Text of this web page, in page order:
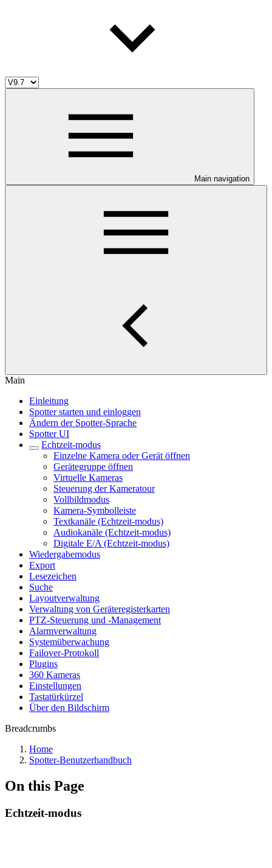
Main navigation
Main
Einleitung
Spotter starten und einloggen
Ändern der Spotter-Sprache
Spotter UI
Echtzeit-modus
Einzelne Kamera oder Gerät öffnen
Gerätegruppe öffnen
Virtuelle Kameras
Steuerung der Kameratour
Vollbildmodus
Kamera-Symbolleiste
Textkanäle (Echtzeit-modus)
Audiokanäle (Echtzeit-modus)
Digitale E/A (Echtzeit-modus)
Wiedergabemodus
Export
Lesezeichen
Suche
Layoutverwaltung
Verwaltung von Geräteregisterkarten
PTZ-Steuerung und -Management
Alarmverwaltung
Systemüberwachung
Failover-Protokoll
Plugins
360 Kameras
Einstellungen
Tastatürkürzel
Über den Bildschirm
Breadcrumbs
Home
Spotter-Benutzerhandbuch
On this Page
Echtzeit-modus